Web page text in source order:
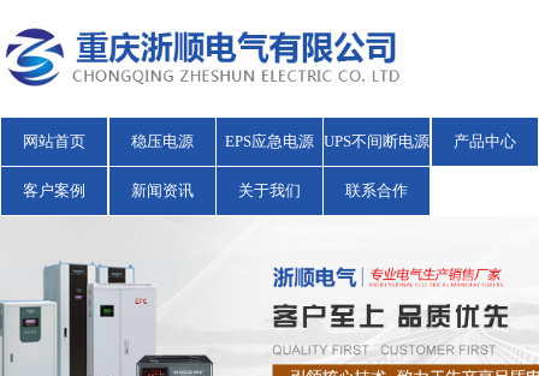
网站首页 稳压电源 EPS应急电源 UPS不间断电源 产品中心
客户案例 新闻资讯 关于我们 联系合作